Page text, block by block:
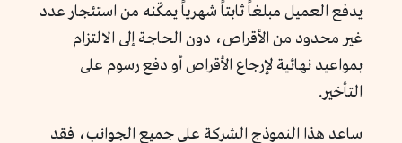
يدفع العميل مبلغاً ثابتاً شهرياً يمكّنه من استئجار عدد
غير محدود من الأقراص، دون الحاجة إلى الالتزام
بمواعيد نهائية لإرجاع الأقراص أو دفع رسوم على
التأخير.
ساعد هذا النموذج الشركة على جميع الجوانب، فقد